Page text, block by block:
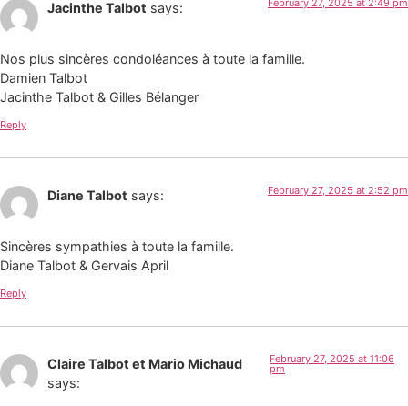
Jacinthe Talbot says: February 27, 2025 at 2:49 pm
Nos plus sincères condoléances à toute la famille.
Damien Talbot
Jacinthe Talbot & Gilles Bélanger
Reply
Diane Talbot says: February 27, 2025 at 2:52 pm
Sincères sympathies à toute la famille.
Diane Talbot & Gervais April
Reply
Claire Talbot et Mario Michaud
says:
February 27, 2025 at 11:06
pm